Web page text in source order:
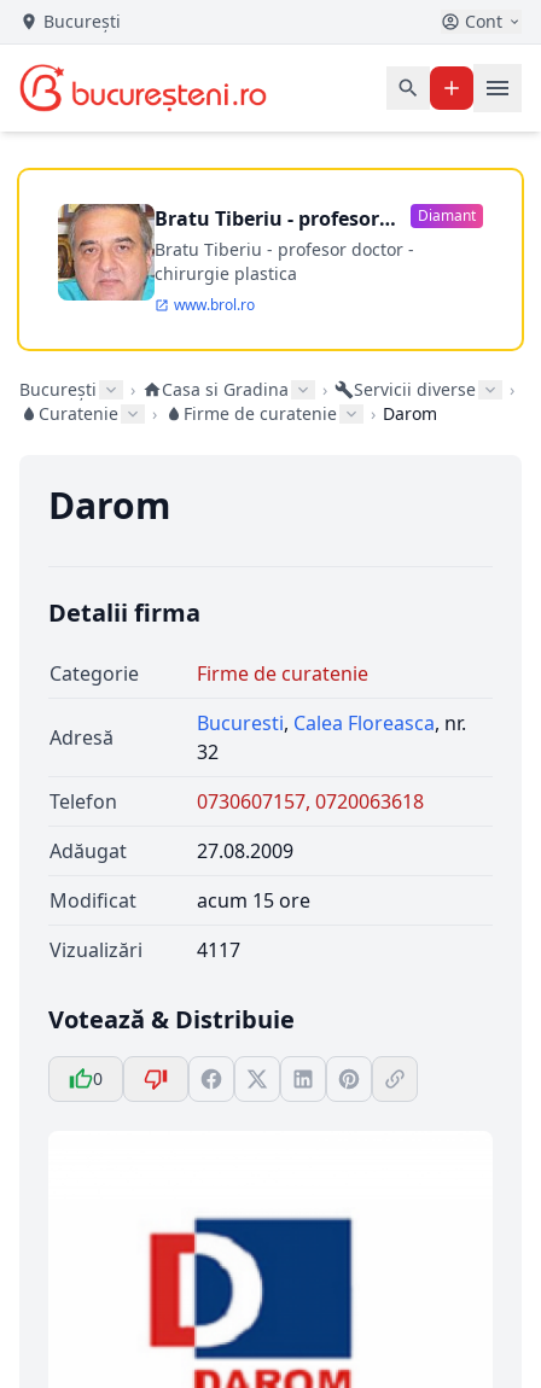
București Cont
Bratu Tiberiu - profesor
doctor
Diamant
Bratu Tiberiu - profesor doctor -
chirurgie plastica
www.brol.ro
București › Casa si Gradina › Servicii diverse
›
Curatenie
› Firme de curatenie › Darom
Darom
Detalii firma
Categorie Firme de curatenie
Adresă
Bucuresti, Calea Floreasca, nr.
32
Telefon
0730607157, 0720063618
Adăugat
27.08.2009
Modificat
acum 15 ore
Vizualizări
4117
Votează & Distribuie
0